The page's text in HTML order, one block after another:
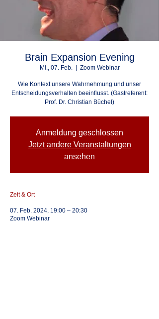
Brain Expansion Evening
Mi., 07. Feb.
  |
Zoom Webinar
Wie Kontext unsere Wahrnehmung und unser
Entscheidungsverhalten beeinflusst. (Gastreferent:
Prof. Dr. Christian Büchel)
Anmeldung geschlossen
Jetzt andere Veranstaltungen
ansehen
Zeit & Ort
07. Feb. 2024, 19:00 – 20:30
Zoom Webinar